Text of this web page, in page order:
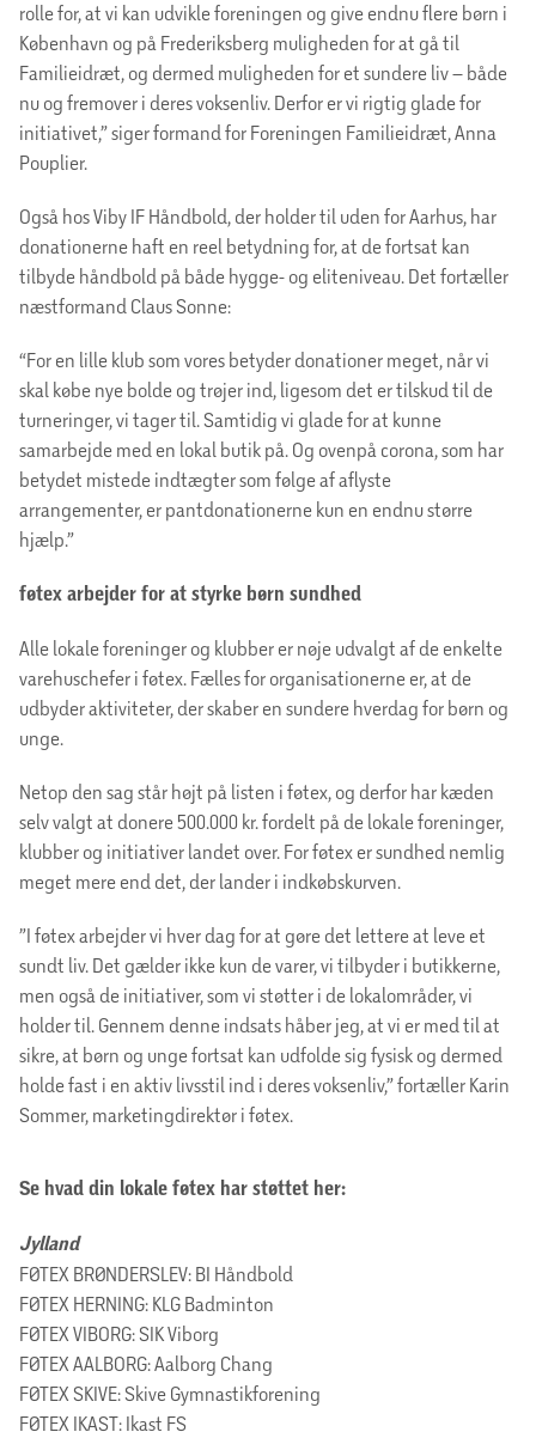
rolle for, at vi kan udvikle foreningen og give endnu flere børn i
København og på Frederiksberg muligheden for at gå til
Familieidræt, og dermed muligheden for et sundere liv – både
nu og fremover i deres voksenliv. Derfor er vi rigtig glade for
initiativet,” siger formand for Foreningen Familieidræt, Anna
Pouplier.
Også hos Viby IF Håndbold, der holder til uden for Aarhus, har
donationerne haft en reel betydning for, at de fortsat kan
tilbyde håndbold på både hygge- og eliteniveau. Det fortæller
næstformand Claus Sonne:
“For en lille klub som vores betyder donationer meget, når vi
skal købe nye bolde og trøjer ind, ligesom det er tilskud til de
turneringer, vi tager til. Samtidig vi glade for at kunne
samarbejde med en lokal butik på. Og ovenpå corona, som har
betydet mistede indtægter som følge af aflyste
arrangementer, er pantdonationerne kun en endnu større
hjælp.”
føtex arbejder for at styrke børn sundhed
Alle lokale foreninger og klubber er nøje udvalgt af de enkelte
varehuschefer i føtex. Fælles for organisationerne er, at de
udbyder aktiviteter, der skaber en sundere hverdag for børn og
unge.
Netop den sag står højt på listen i føtex, og derfor har kæden
selv valgt at donere 500.000 kr. fordelt på de lokale foreninger,
klubber og initiativer landet over. For føtex er sundhed nemlig
meget mere end det, der lander i indkøbskurven.
”I føtex arbejder vi hver dag for at gøre det lettere at leve et
sundt liv. Det gælder ikke kun de varer, vi tilbyder i butikkerne,
men også de initiativer, som vi støtter i de lokalområder, vi
holder til. Gennem denne indsats håber jeg, at vi er med til at
sikre, at børn og unge fortsat kan udfolde sig fysisk og dermed
holde fast i en aktiv livsstil ind i deres voksenliv,” fortæller Karin
Sommer, marketingdirektør i føtex.
Se hvad din lokale føtex har støttet her:
Jylland
FØTEX BRØNDERSLEV: BI Håndbold
FØTEX HERNING: KLG Badminton
FØTEX VIBORG: SIK Viborg
FØTEX AALBORG: Aalborg Chang
FØTEX SKIVE: Skive Gymnastikforening
FØTEX IKAST: Ikast FS